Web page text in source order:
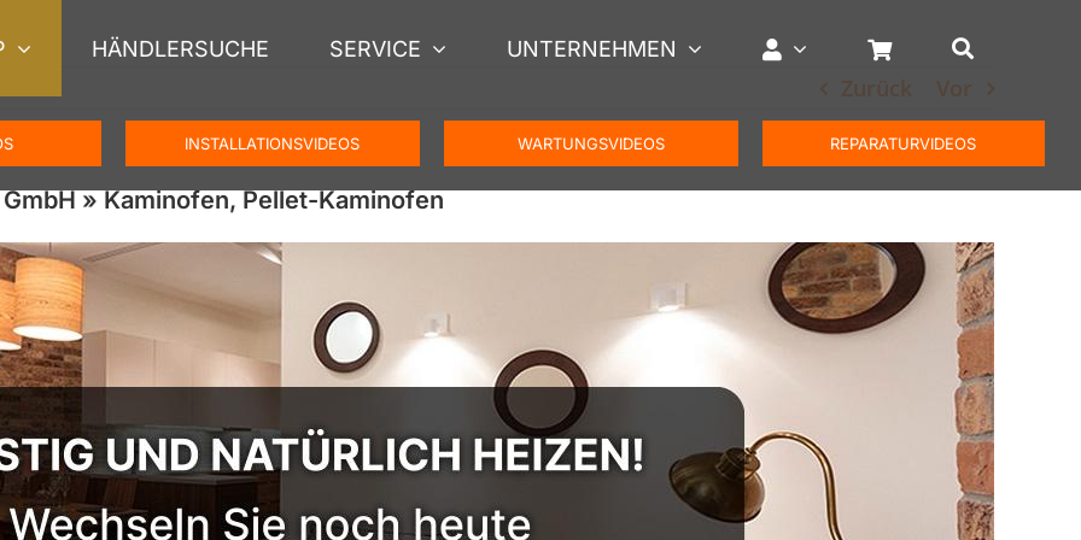
HÄNDLERSUCHE SERVICE UNTERNEHMEN
INSTALLATIONSVIDEOS WARTUNGSVIDEOS REPARATURVIDEOS
Zurück Vor
» Kaminofen, Pellet-Kaminofen